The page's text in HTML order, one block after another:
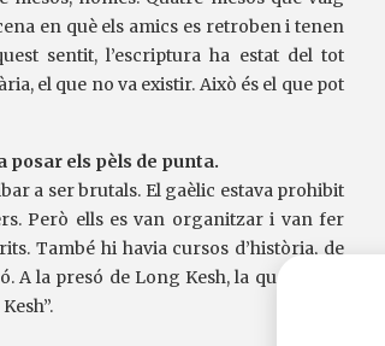
en què els amics es retroben i tenen
sentit, l’escriptura ha estat del tot
el que no va existir. Això és el que pot
posar els pèls de punta.
a ser brutals. El gaèlic estava prohibit
Però ells es van organitzar i van fer
També hi havia cursos d’història, de
A la presó de Long Kesh, la que surt al